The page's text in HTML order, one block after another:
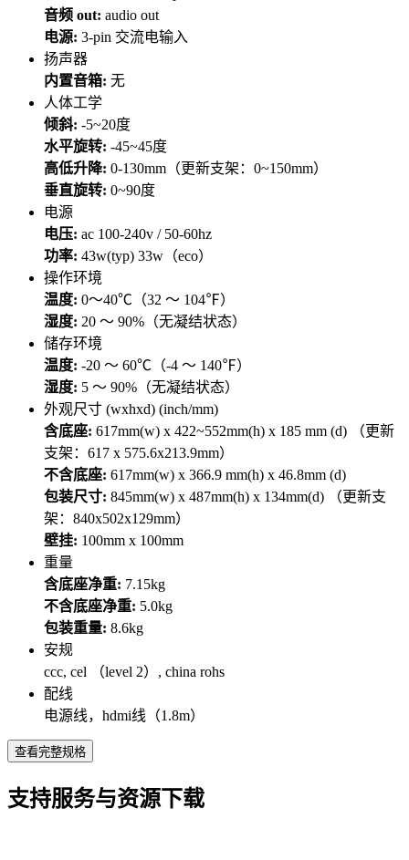
音频 out: audio out
电源: 3-pin 交流电输入
扬声器
内置音箱: 无
人体工学
倾斜: -5~20度
水平旋转: -45~45度
高低升降: 0-130mm（更新支架：0~150mm）
垂直旋转: 0~90度
电源
电压: ac 100-240v / 50-60hz
功率: 43w(typ) 33w（eco）
操作环境
温度: 0～40℃（32 ～ 104℉）
湿度: 20 ～ 90%（无凝结状态）
储存环境
温度: -20 ～ 60℃（-4 ～ 140℉）
湿度: 5 ～ 90%（无凝结状态）
外观尺寸 (wxhxd) (inch/mm)
含底座: 617mm(w) x 422~552mm(h) x 185 mm (d) （更新
支架：617 x 575.6x213.9mm）
不含底座: 617mm(w) x 366.9 mm(h) x 46.8mm (d)
包装尺寸: 845mm(w) x 487mm(h) x 134mm(d) （更新支
架：840x502x129mm）
壁挂: 100mm x 100mm
重量
含底座净重: 7.15kg
不含底座净重: 5.0kg
包装重量: 8.6kg
安规
ccc, cel （level 2）, china rohs
配线
电源线，hdmi线（1.8m）
查看完整规格
支持服务与资源下载